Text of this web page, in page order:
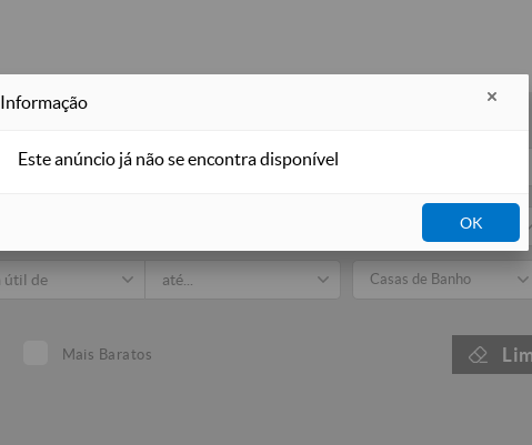
Casas de Banho
Mais Baratos
Informação
Este anúncio já não se encontra disponível
OK